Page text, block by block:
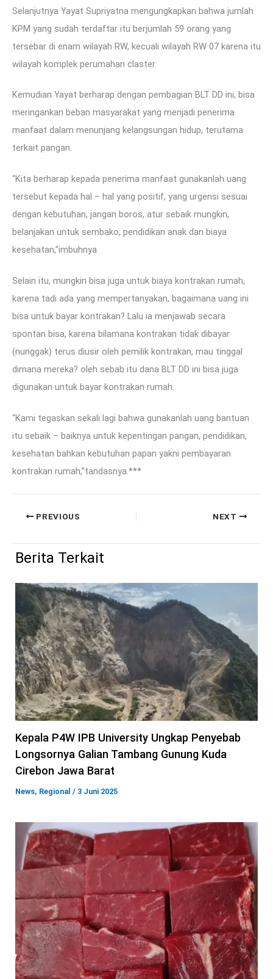
Selanjutnya Yayat Supriyatna mengungkapkan bahwa jumlah
KPM yang sudah terdaftar itu berjumlah 59 orang yang
tersebar di enam wilayah RW, kecuali wilayah RW 07 karena itu
wilayah komplek perumahan claster.
Kemudian Yayat berharap dengan pembagian BLT DD ini, bisa
meringankan beban masyarakat yang menjadi penerima
manfaat dalam menunjang kelangsungan hidup, terutama
terkait pangan.
“Kita berharap kepada penerima manfaat gunakanlah uang
tersebut kepada hal – hal yang positif, yang urgensi sesuai
dengan kebutuhan, jangan boros, atur sebaik mungkin,
belanjakan untuk sembako, pendidikan anak dan biaya
kesehatan,”imbuhnya.
Selain itu, mungkin bisa juga untuk biaya kontrakan rumah,
karena tadi ada yang mempertanyakan, bagaimana uang ini
bisa untuk bayar kontrakan? Lalu ia menjawab secara
spontan bisa, karena bilamana kontrakan tidak dibayar
(nunggak) terus diusir oleh pemilik kontrakan, mau tinggal
dimana mereka? oleh sebab itu dana BLT DD ini bisa juga
digunakan untuk bayar kontrakan rumah.
“Kami tegaskan sekali lagi bahwa gunakanlah uang bantuan
itu sebaik – baiknya untuk kepentingan pangan, pendidikan,
kesehatan bahkan kebutuhan papan yakni pembayaran
kontrakan rumah,”tandasnya.***
PREVIOUS NEXT
Berita Terkait
Kepala P4W IPB University Ungkap Penyebab
Longsornya Galian Tambang Gunung Kuda
Cirebon Jawa Barat
News, Regional / 3 Juni 2025